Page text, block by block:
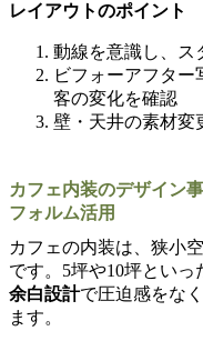
レイアウトのポイント
動線を意識し、ス
ビフォーアフタ
客の変化を確認
壁・天井の素材変
カフェ内装のデザイン
フォルム活用
カフェの内装は、狭小
です。5坪や10坪といっ
余白設計で圧迫感をな
ます。